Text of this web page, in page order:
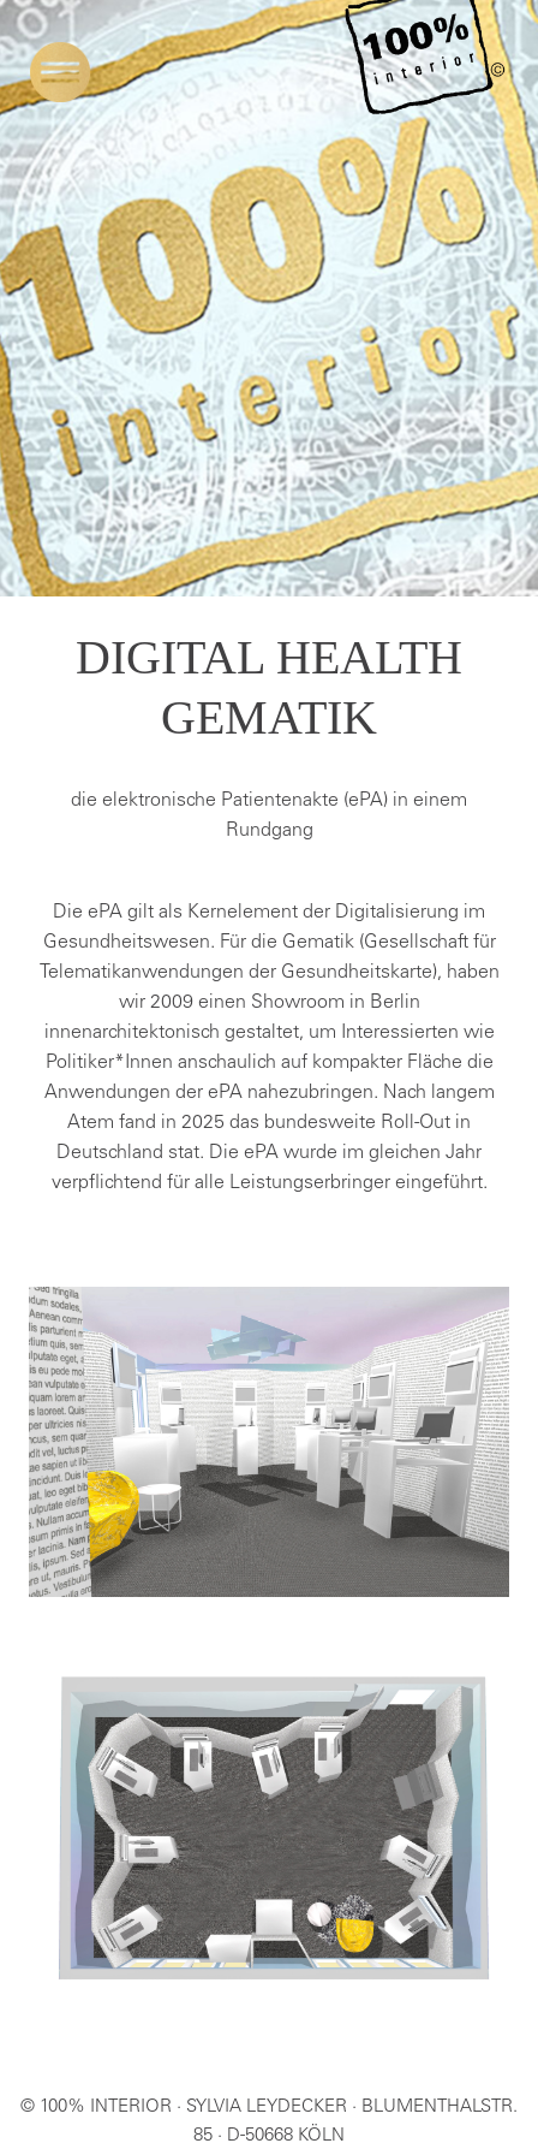
DIGITAL HEALTH
GEMATIK
die elektronische Patientenakte (ePA) in einem
Rundgang
Die ePA gilt als Kernelement der Digitalisierung im
Gesundheitswesen. Für die Gematik (Gesellschaft für
Telematikanwendungen der Gesundheitskarte), haben
wir 2009 einen Showroom in Berlin
innenarchitektonisch gestaltet, um Interessierten wie
Politiker*Innen anschaulich auf kompakter Fläche die
Anwendungen der ePA nahezubringen. Nach langem
Atem fand in 2025 das bundesweite Roll-Out in
Deutschland stat. Die ePA wurde im gleichen Jahr
verpflichtend für alle Leistungserbringer eingeführt.
© 100% INTERIOR · SYLVIA LEYDECKER · BLUMENTHALSTR.
85 · D-50668 KÖLN